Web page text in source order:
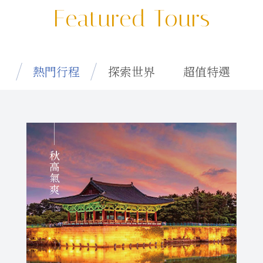
Featured Tours
熱門行程 探索世界 超值特選
秋高氣爽